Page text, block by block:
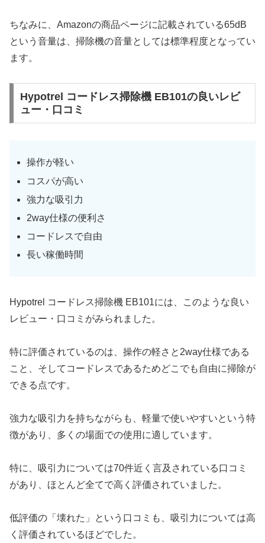
ちなみに、Amazonの商品ページに記載されている65dB
という音量は、掃除機の音量としては標準程度となってい
ます。
Hypotrel コードレス掃除機 EB101の良いレビ
ュー・口コミ
操作が軽い
コスパが高い
強力な吸引力
2way仕様の便利さ
コードレスで自由
長い稼働時間
Hypotrel コードレス掃除機 EB101には、このような良い
レビュー・口コミがみられました。
特に評価されているのは、操作の軽さと2way仕様である
こと、そしてコードレスであるためどこでも自由に掃除が
できる点です。
強力な吸引力を持ちながらも、軽量で使いやすいという特
徴があり、多くの場面での使用に適しています。
特に、吸引力については70件近く言及されている口コミ
があり、ほとんど全てで高く評価されていました。
低評価の「壊れた」という口コミも、吸引力については高
く評価されているほどでした。